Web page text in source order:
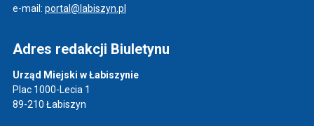
e-mail: portal@labiszyn.pl
Adres redakcji Biuletynu
Urząd Miejski w Łabiszynie
Plac 1000-Lecia 1
89-210 Łabiszyn